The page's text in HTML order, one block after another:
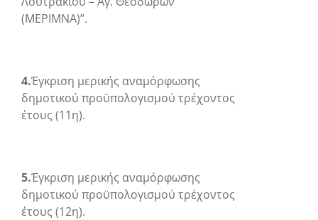
(ΜΕΡΙΜΝΑ)”.
4.Έγκριση μερικής αναμόρφωσης
δημοτικού προϋπολογισμού τρέχοντος
έτους (11η).
5.Έγκριση μερικής αναμόρφωσης
δημοτικού προϋπολογισμού τρέχοντος
έτους (12η).